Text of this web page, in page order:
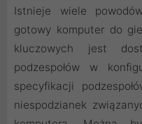
Istnieje wiele
gotowy komputer do
kluczowych jest
podzespołów w
specyfikacji
niespodzianek